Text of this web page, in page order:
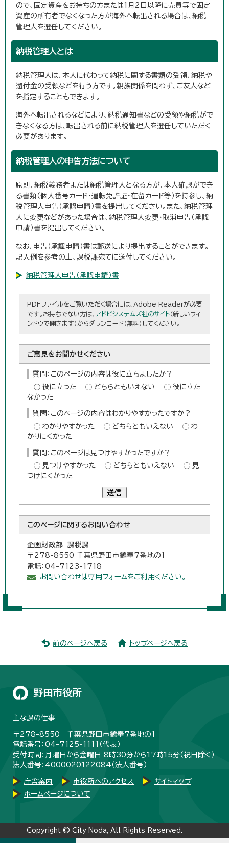
ので、固定資産をお持ちの方または1月2日以降に売買等で固定
資産の所有者でなくなった方が海外へ転出される場合は、納税
管理人を選任してください。
納税管理人とは
納税管理人は、本人に代わって納税に関する書類の受領、納税や
還付金の受領などを行う方です。親族関係を問わず、ご友人など
を指定することもできます。
海外へ転出されるなどにより、納税通知書などの受領や納税がで
きなくなる方は、転出される前に納税管理人を選任していただく
必要があります。
納税管理人の申告方法について
原則、納税義務者または納税管理人となる方が、本人確認ができ
る書類（個人番号カード・運転免許証・在留カード等）を持参し、納
税管理人申告（承認申請）書を提出してください。また、納税管理
人に変更などがあった場合は、納税管理人変更・取消申告（承認
申請）書を提出してください。
なお、申告（承認申請）書は郵送により提出することができます。
記入例を参考の上、課税課宛てに送付してください。
納税管理人申告（承認申請）書
PDFファイルをご覧いただく場合には、Adobe Readerが必要
です。お持ちでない方は、 アドビシステムズ社のサイト（新しいウィ
ンドウで開きます）からダウンロード（無料）してください。
ご意見をお聞かせください
質問：このページの内容は役に立ちましたか？
役に立った
どちらともいえない
役に立た
なかった
質問：このページの内容はわかりやすかったですか？
わかりやすかった
どちらともいえない
わ
かりにくかった
質問：このページは見つけやすかったですか？
見つけやすかった
どちらともいえない
見
つけにくかった
送信
このページに関するお問い合わせ
企画財政部 課税課
〒278-8550 千葉県野田市鶴奉7番地の1
電話：04-7123-1718
お問い合わせは専用フォームをご利用ください。
前のページへ戻る トップページへ戻る
野田市役所
主な課の仕事
〒278-8550 千葉県野田市鶴奉7番地の1
電話番号：04-7125-1111（代表）
受付時間：月曜日から金曜日 8時30分から17時15分（祝日除く）
法人番号：4000020122084（法人番号 ）
庁舎案内 市役所へのアクセス
サイトマップ
ホームページについて
Copyright © City Noda, All Rights Reserved.